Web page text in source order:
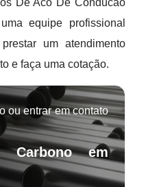
De Aco De Conducao
equipe profissional
um atendimento
e faça uma cotação.
ou entrar em contato
Carbono em